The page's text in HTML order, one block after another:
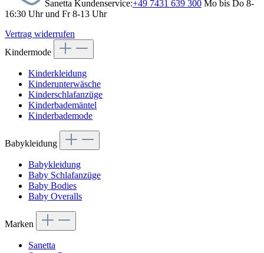
Sanetta Kundenservice:+49 7431 639 300 Mo bis Do 8-
16:30 Uhr und Fr 8-13 Uhr
Vertrag widerrufen
Kindermode
Kinderkleidung
Kinderunterwäsche
Kinderschlafanzüge
Kinderbademäntel
Kinderbademode
Babykleidung
Babykleidung
Baby Schlafanzüge
Baby Bodies
Baby Overalls
Marken
Sanetta